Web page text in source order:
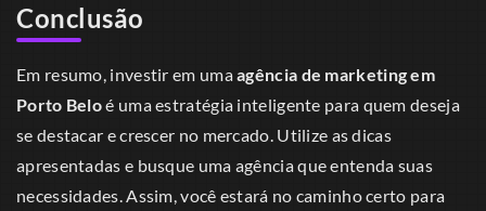
Conclusão
Em resumo, investir em umaagência de marketing em
Porto Beloé uma estratégia inteligente para quem deseja
se destacar e crescer no mercado. Utilize as dicas
apresentadas e busque uma agência que entenda suas
necessidades. Assim, você estará no caminho certo para